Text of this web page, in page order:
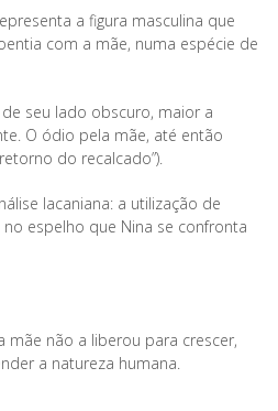
a figura masculina que
com a mãe, numa espécie de
seu lado obscuro, maior a
O ódio pela mãe, até então
do recalcado”).
lacaniana: a utilização de
espelho que Nina se confronta
mãe não a liberou para crescer,
a natureza humana.